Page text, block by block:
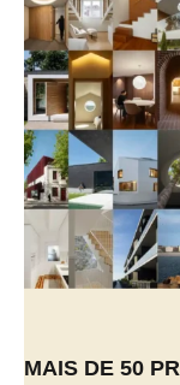
MAIS DE 50